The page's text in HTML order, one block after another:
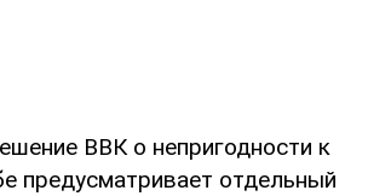
ВВК о непригодности к
предусматривает отдельный